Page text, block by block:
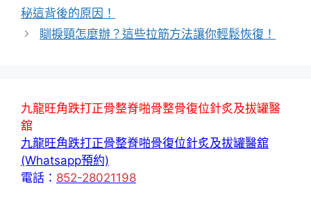
秘這背後的原因！
瞓捩頸怎麼辦？這些拉筋方法讓你輕鬆恢復！
九龍旺角跌打正骨整脊啪骨整骨復位針炙及拔罐醫
舘
九龍旺角跌打正骨整脊啪骨復位針炙及拔罐醫舘
(Whatsapp預約)
電話： 852-28021198